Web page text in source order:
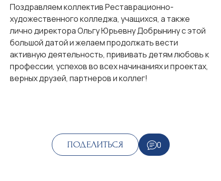
Поздравляем коллектив Реставрационно-
художественного колледжа, учащихся, а также
лично директора Ольгу Юрьевну Добрынину с этой
большой датой и желаем продолжать вести
активную деятельность, прививать детям любовь к
профессии, успехов во всех начинаниях и проектах,
верных друзей, партнеров и коллег!
ПОДЕЛИТЬСЯ 0